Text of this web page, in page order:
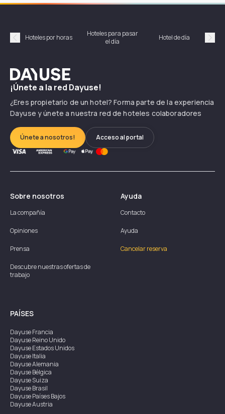
Précédent
Hoteles por horas
Hoteles para pasar
el día
Hotel de día
Dayuse
¡Únete a la red Dayuse!
¿Eres propietario de un hotel? Forma parte de la experiencia
Dayuse y únete a nuestra red de hoteles colaboradores
Únete a nosotros! Acceso al portal
Sobre nosotros
La compañía
Opiniones
Prensa
Descubre nuestras ofertas de
trabajo
Ayuda
Contacto
Ayuda
Cancelar reserva
PAÍSES
DayuseFrancia
DayuseReino Unido
DayuseEstados Unidos
DayuseItalia
DayuseAlemania
DayuseBélgica
DayuseSuiza
DayuseBrasil
DayusePaíses Bajos
DayuseAustria